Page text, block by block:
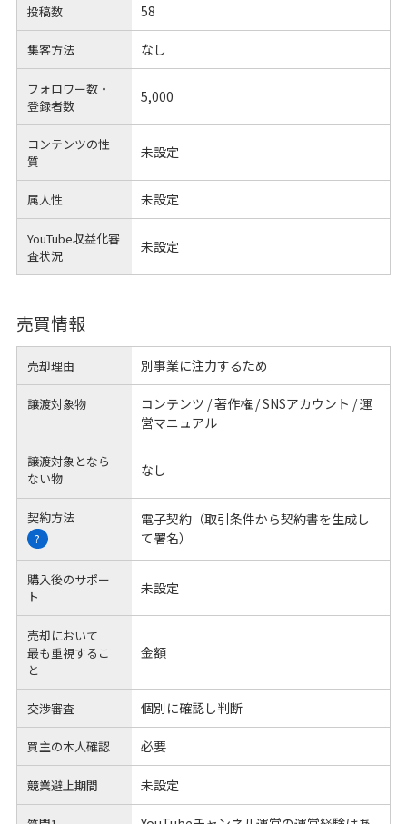
投稿数 58
集客方法 なし
フォロワー数・
登録者数
5,000
コンテンツの性
質
未設定
属人性 未設定
YouTube収益化審
査状況
未設定
売買情報
売却理由 別事業に注力するため
譲渡対象物
コンテンツ / 著作権 / SNSアカウント / 運
営マニュアル
譲渡対象となら
ない物
なし
契約方法
?
電子契約（取引条件から契約書を生成し
て署名）
購入後のサポー
ト
未設定
売却において
最も重視するこ
と
金額
交渉審査 個別に確認し判断
買主の本人確認 必要
競業避止期間 未設定